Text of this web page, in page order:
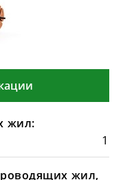
жил:
1
жил,